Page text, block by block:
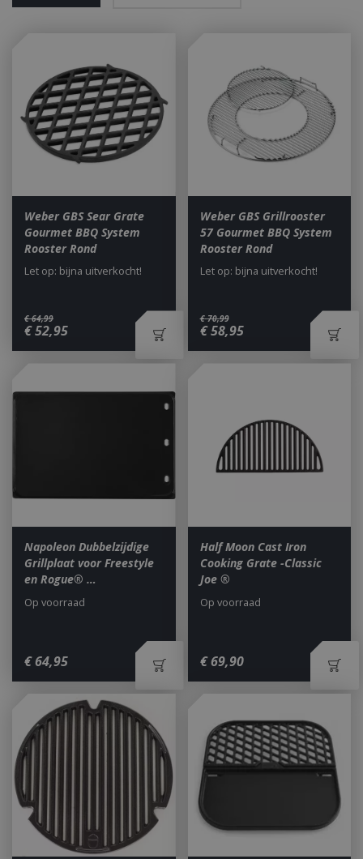
Weber GBS Sear Grate
Gourmet BBQ System
Rooster Rond
€ 64,99
€52,95
Let op: bijna uitverkocht!
Weber GBS Grillrooster
57 Gourmet BBQ System
Rooster Rond
€ 70,99
€ 58,95
Let op: bijna uitverkocht!
Napoleon Dubbelzijdige
Grillplaat voor Freestyle
en Rogue® …
€64,95
Op voorraad
Half Moon Cast Iron
Cooking Grate -Classic
Joe ®
€ 69,90
Op voorraad